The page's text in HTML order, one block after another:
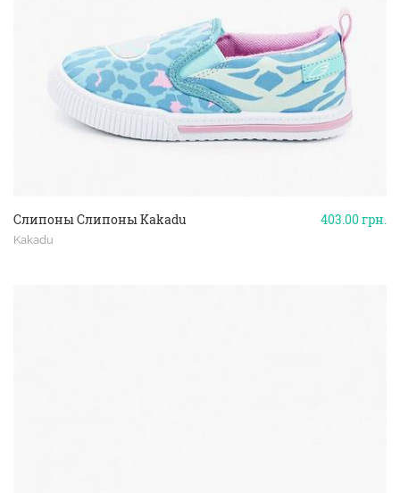
403.00грн.
Слипоны Слипоны Kakadu
Kakadu